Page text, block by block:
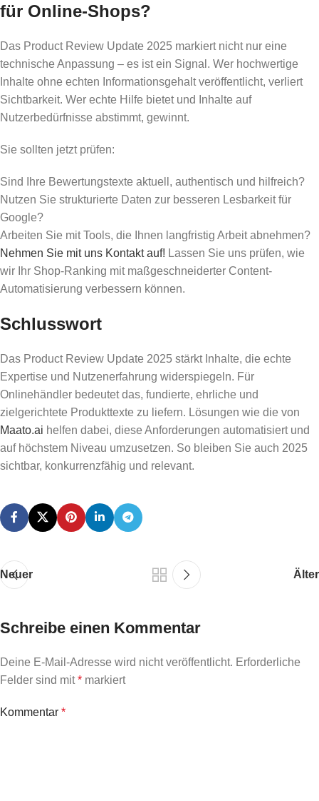
für Online-Shops?
Das Product Review Update 2025 markiert nicht nur eine
technische Anpassung – es ist ein Signal. Wer hochwertige
Inhalte ohne echten Informationsgehalt veröffentlicht, verliert
Sichtbarkeit. Wer echte Hilfe bietet und Inhalte auf
Nutzerbedürfnisse abstimmt, gewinnt.
Sie sollten jetzt prüfen:
Sind Ihre Bewertungstexte aktuell, authentisch und hilfreich?
Nutzen Sie strukturierte Daten zur besseren Lesbarkeit für
Google?
Arbeiten Sie mit Tools, die Ihnen langfristig Arbeit abnehmen?
Nehmen Sie mit uns Kontakt auf! Lassen Sie uns prüfen, wie
wir Ihr Shop-Ranking mit maßgeschneiderter Content-
Automatisierung verbessern können.
Schlusswort
Das Product Review Update 2025 stärkt Inhalte, die echte
Expertise und Nutzenerfahrung widerspiegeln. Für
Onlinehändler bedeutet das, fundierte, ehrliche und
zielgerichtete Produkttexte zu liefern. Lösungen wie die von
Maato.ai helfen dabei, diese Anforderungen automatisiert und
auf höchstem Niveau umzusetzen. So bleiben Sie auch 2025
sichtbar, konkurrenzfähig und relevant.
Neuer Älter
Schreibe einen Kommentar
Deine E-Mail-Adresse wird nicht veröffentlicht. Erforderliche
Felder sind mit* markiert
Kommentar *